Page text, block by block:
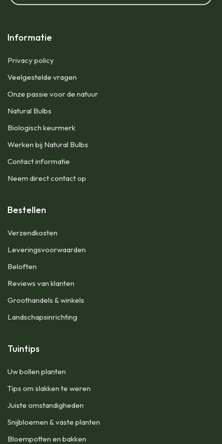
Informatie
Privacy policy
Veelgestelde vragen
Onze passie voor de natuur
Natural Bulbs
Biologisch keurmerk
Werken bij Natural Bulbs
Contact informatie
Neem direct contact op
Bestellen
Verzendkosten
Leveringsvoorwaarden
Beloften
Reviews van klanten
Groothandels & winkels
Landschapsinrichting
Tuintips
Uw bollen planten
Tips om slakken te weren
Juiste omstandigheden
Snijbloemen & vaste planten
Bloempotten en bakken